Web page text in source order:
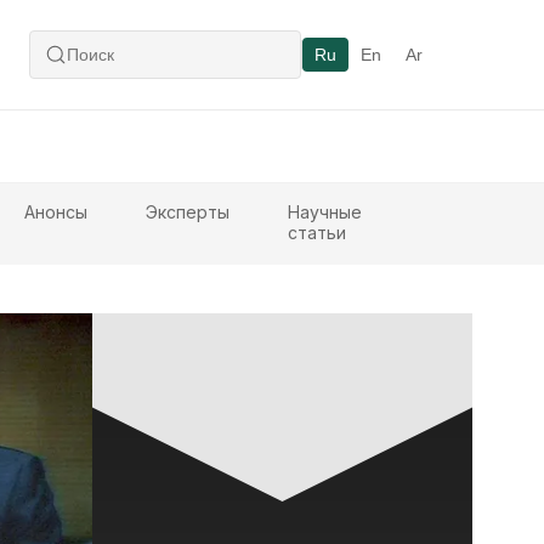
Ru En Ar
Анонсы Эксперты
Научные
статьи